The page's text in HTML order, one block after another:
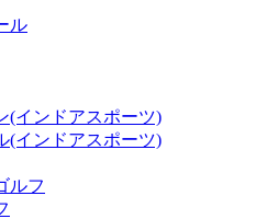
ル
(インドアスポーツ)
(インドアスポーツ)
ルフ